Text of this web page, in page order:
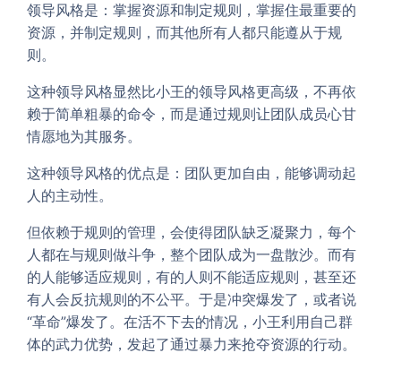
领导风格是：掌握资源和制定规则，掌握住最重要的
资源，并制定规则，而其他所有人都只能遵从于规
则。
这种领导风格显然比小王的领导风格更高级，不再依
赖于简单粗暴的命令，而是通过规则让团队成员心甘
情愿地为其服务。
这种领导风格的优点是：团队更加自由，能够调动起
人的主动性。
但依赖于规则的管理，会使得团队缺乏凝聚力，每个
人都在与规则做斗争，整个团队成为一盘散沙。而有
的人能够适应规则，有的人则不能适应规则，甚至还
有人会反抗规则的不公平。于是冲突爆发了，或者说
“革命”爆发了。在活不下去的情况，小王利用自己群
体的武力优势，发起了通过暴力来抢夺资源的行动。